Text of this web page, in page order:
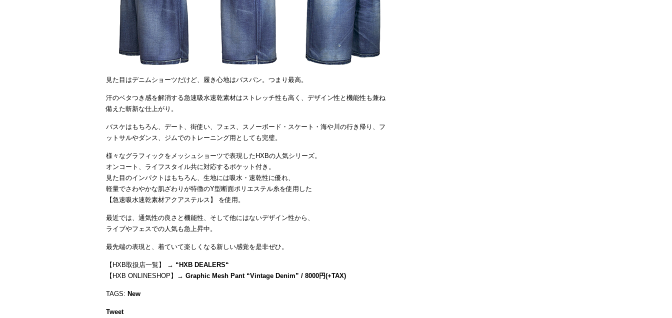
見た目はデニムショーツだけど、履き心地はバスパン。つまり最高。
汗のベタつき感を解消する急速吸水速乾素材はストレッチ性も高く、デザイン性と機能性も兼ね
備えた斬新な仕上がり。
バスケはもちろん、デート、街使い、フェス、スノーボード・スケート・海や川の行き帰り、フ
ットサルやダンス、ジムでのトレーニング用としても完璧。
様々なグラフィックをメッシュショーツで表現したHXBの人気シリーズ。
オンコート、ライフスタイル共に対応するポケット付き。
見た目のインパクトはもちろん、生地には吸水・速乾性に優れ、
軽量でさわやかな肌ざわりが特徴のY型断面ポリエステル糸を使用した
【急速吸水速乾素材アクアステルス】 を使用。
最近では、通気性の良さと機能性、そして他にはないデザイン性から、
ライブやフェスでの人気も急上昇中。
最先端の表現と、着ていて楽しくなる新しい感覚を是非ぜひ。
【HXB取扱店一覧】 → “ HXB DEALERS“
【HXB ONLINESHOP】→ Graphic Mesh Pant “Vintage Denim” / 8000円(+TAX)
TAGS: New
Tweet